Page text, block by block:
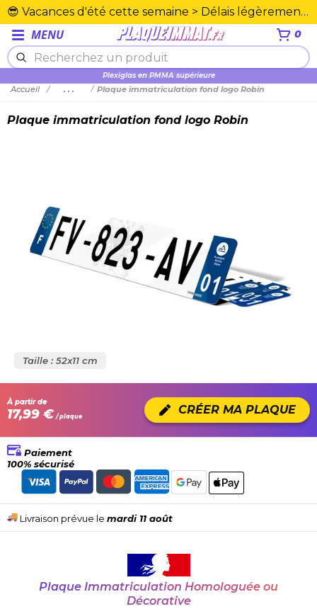
😎 Vacances d'été cette semaine > Délais légèrement rallongés. Merci☀️
MENU 0
Plexiglas en PMMA supérieure
Accueil ... Plaque immatriculation fond logo Robin
Plaque immatriculation fond logo Robin
Taille : 52x11 cm
À partir de
17,99 € / plaque CRÉER MA PLAQUE
Paiement
100% sécurisé
Livraison prévue le mardi 11 août
Plaque Immatriculation Homologuée ou
Décorative